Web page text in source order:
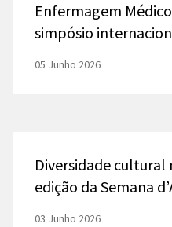
Enfermagem
simpósio
05 Junho 2026
Diversidade cultural
edição da Semana
03 Junho 2026